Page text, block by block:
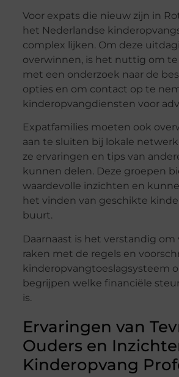
Voor expats die nieuw zijn in
het Nederlandse
complex lijken. Om deze
overwinnen, is het nuttig om
met een onderzoek naar de
opties en om contact op te
kinderopvangdiensten voor
Expatfamilies moeten ook
aan te sluiten bij lokale
ze ervaringen en tips van
kunnen delen. Deze groepen
waardevolle inzichten en
het vinden van geschikte
buurt.
Daarnaast is het verstandig
raken met de regels en
kinderopvangtoeslagsysteem
begrijpen welke financiële
is.
Ervaringen van
Ouders en
Kinderopvang